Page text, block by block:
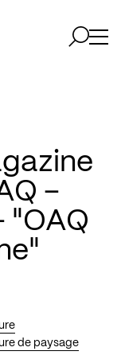
–
"OAQ
de paysage